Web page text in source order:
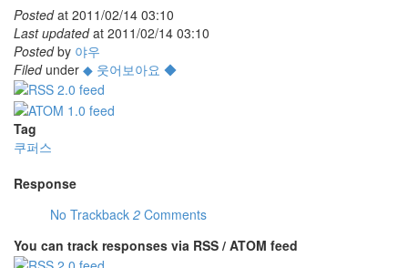
Postedat 2011/02/14 03:10
Last updatedat 2011/02/14 03:10
Postedby 야우
Filedunder ◆ 웃어보아요 ◆
Tag
쿠퍼스
Response
No Trackback 2 Comments
You can track responses via RSS / ATOM feed